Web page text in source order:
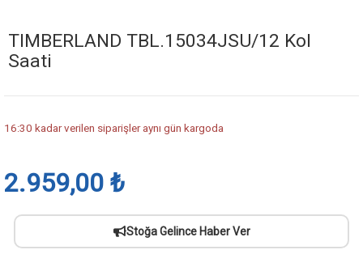
TIMBERLAND TBL.15034JSU/12 Kol
Saati
16:30 kadar verilen siparişler aynı gün kargoda
2.959,00 ₺
Stoğa Gelince Haber Ver